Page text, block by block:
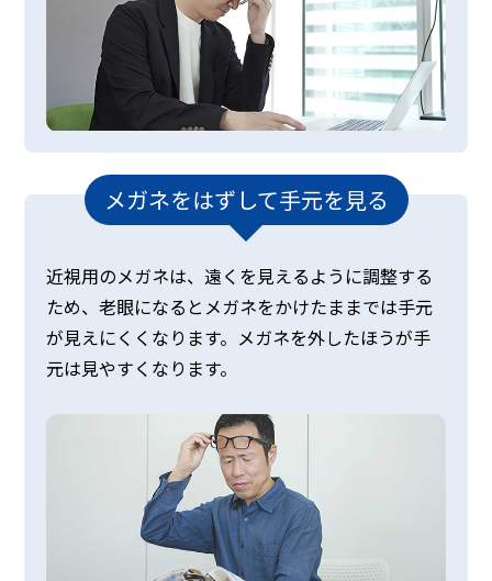
メガネをはずして手元を見る
近視用のメガネは、遠くを見えるように調整する
ため、老眼になるとメガネをかけたままでは手元
が見えにくくなります。メガネを外したほうが手
元は見やすくなります。